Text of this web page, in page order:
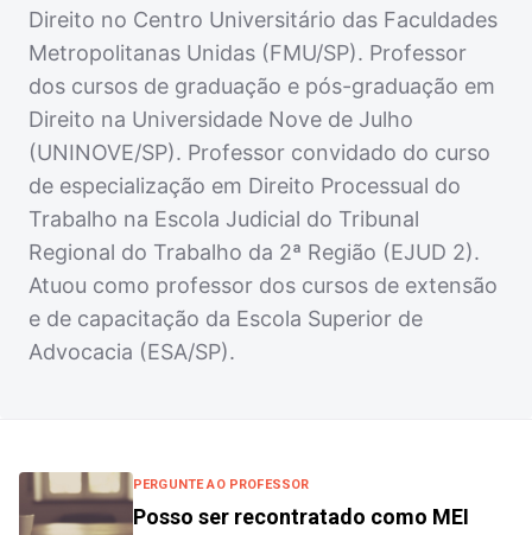
Direito no Centro Universitário das Faculdades
Metropolitanas Unidas (FMU/SP). Professor
dos cursos de graduação e pós-graduação em
Direito na Universidade Nove de Julho
(UNINOVE/SP). Professor convidado do curso
de especialização em Direito Processual do
Trabalho na Escola Judicial do Tribunal
Regional do Trabalho da 2ª Região (EJUD 2).
Atuou como professor dos cursos de extensão
e de capacitação da Escola Superior de
Advocacia (ESA/SP).
PERGUNTE AO PROFESSOR
Posso ser recontratado como MEI